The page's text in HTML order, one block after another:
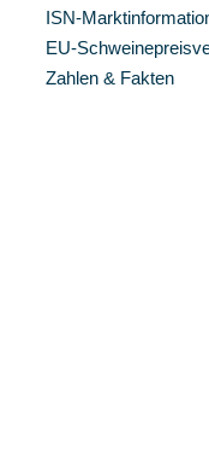
ISN-
EU-
Zahlen & Fakten